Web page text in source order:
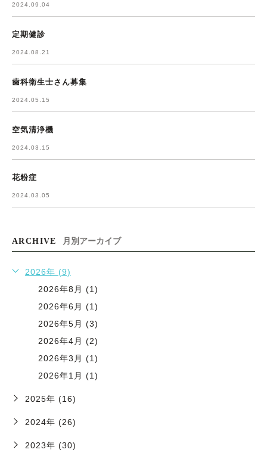
2024.09.04
定期健診
2024.08.21
歯科衛生士さん募集
2024.05.15
空気清浄機
2024.03.15
花粉症
2024.03.05
ARCHIVE 月別アーカイブ
2026年 (9)
2026年8月 (1)
2026年6月 (1)
2026年5月 (3)
2026年4月 (2)
2026年3月 (1)
2026年1月 (1)
2025年 (16)
2024年 (26)
2023年 (30)